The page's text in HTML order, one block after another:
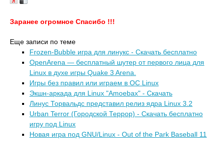
Заранее огромное Спасибо !!!
Еще записи по теме
Frozen-Bubble игра для линукс - Скачать бесплатно
OpenArena — бесплатный шутер от первого лица для
Linux в духе игры Quake 3 Arena.
Игры без правил или играем в ОС Linux
Экшн-аркада для Linux "Amoebax" - Скачать
Линус Торвальдс представил релиз ядра Linux 3.2
Urban Terror (Городской Террор) - Скачать бесплатно
игру под Linux
Новая игра под GNU/Linux - Out of the Park Baseball 11